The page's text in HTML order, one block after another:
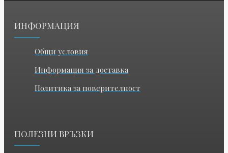
ИНФОРМАЦИЯ
Общи условия
Информация за доставка
Политика за поверителност
ПОЛЕЗНИ ВРЪЗКИ